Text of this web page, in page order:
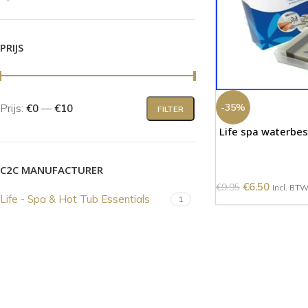
PRIJS
FILTER
Prijs: €0 — €10
C2C MANUFACTURER
Life - Spa & Hot Tub Essentials 1
-35%
Life spa
€9.95 €6.50 Incl. BTW